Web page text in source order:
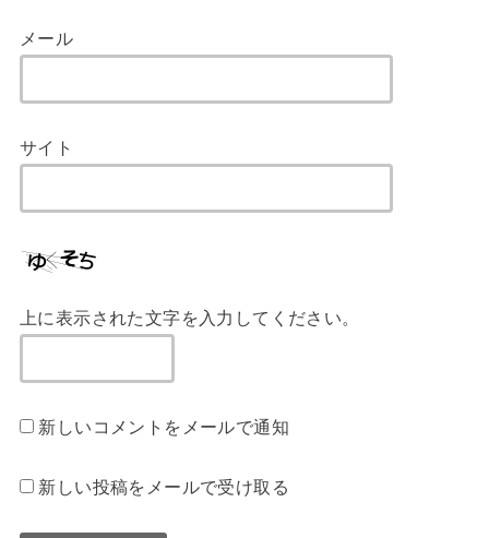
メール
サイト
上に表示された文字を入力してください。
新しいコメントをメールで通知
新しい投稿をメールで受け取る